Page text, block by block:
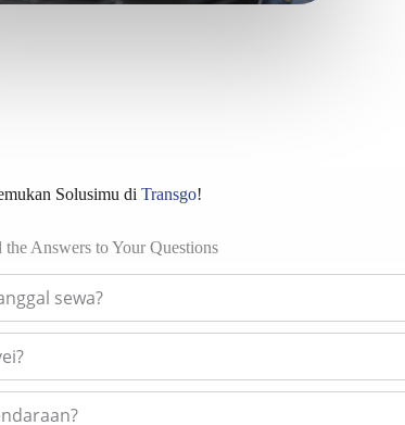
Solusimu di Transgo!
the Answers to Your Questions
sewa?